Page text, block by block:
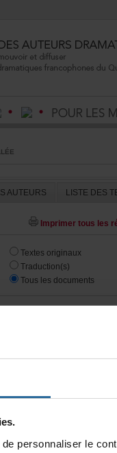
Textesoriginaux
Traduction(s)
Touslesdocuments